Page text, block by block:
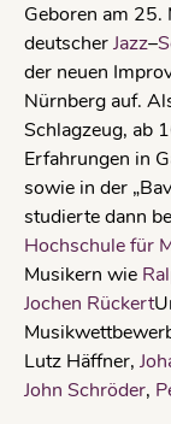
Geboren am
deutscherJazz–
der neuen
Nürnberg auf.
Schlagzeug, ab
Erfahrungen in
sowie in der
studierte dann
Hochschule für
Musikern wie
Jochen Rückert
Lutz Häffner,
John Schröder,